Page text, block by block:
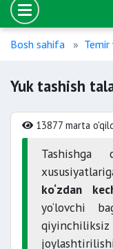
Bosh sahifa
Yuk tashish
13877 marta
Tashishga
ko‘zdan
yo‘lovchi